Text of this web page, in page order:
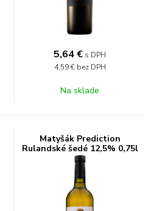
5,64€ s DPH
4,59 € bez DPH
Na sklade
Matyšák Prediction
Rulandské šedé 12,5% 0,75l